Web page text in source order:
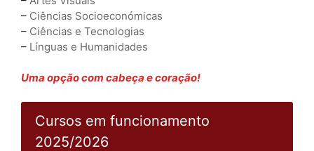
– Ciências Socioeconómicas
– Ciências e Tecnologias
– Línguas e Humanidades
Uma opção com cabeça e coração!
Cursos em funcionamento
2025/2026